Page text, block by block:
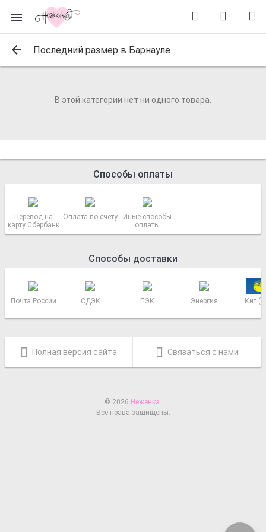
Последний размер в Барнауле
В этой категории нет ни одного товара.
Способы оплаты
Перевод на
карту Сбербанк
Оплата по счету
Иные способы
оплаты
Способы доставки
Почта России СДЭК ПЭК Энергия Кит
Полная версия сайта Связаться с нами
© 2026 Неженка.
Все права защищены.